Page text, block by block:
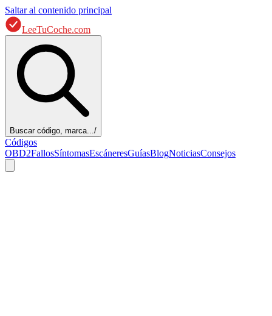
Saltar al contenido principal
LeeTuCoche.com
Buscar código, marca.../
Códigos
OBD2FallosSíntomasEscáneresGuíasBlogNoticiasConsejos